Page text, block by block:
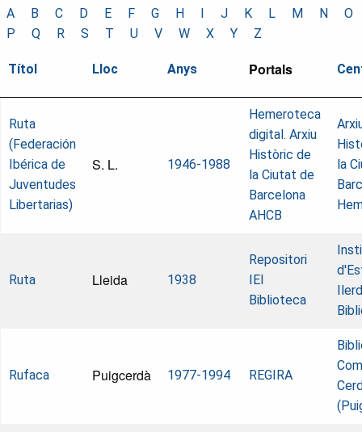
A B C D E F G H I J K L M N
O
P
Q R S T U V W X Y Z
Títol Lloc Anys Portals
Ruta
(Federación
Ibérica de
Juventudes
Libertarias)
S. L. 1946-1988
Hemeroteca
digital. Arxiu
Històric de
la Ciutat de
Barcelona
AHCB
la
Ruta Lleida 1938
Repositori
IEI
Biblioteca
Rufaca Puigcerdà 1977-1994 REGIRA